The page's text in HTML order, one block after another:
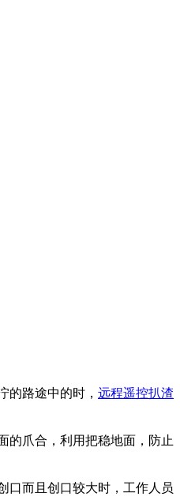
的路途中的时， 远程遥控扒渣
的爪合，利用把稳地面，防止
口而且创口较大时，工作人员